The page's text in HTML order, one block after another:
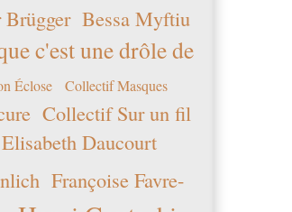
Bessa Myftiu
c'est une drôle de
Éclose Collectif Masques
Collectif Sur un fil
Elisabeth Daucourt
Françoise Favre-